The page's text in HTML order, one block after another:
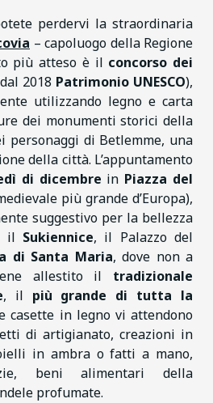
perdervi la straordinaria
– capoluogo della Regione
più atteso è il concorso dei
2018 Patrimonio UNESCO),
utilizzando legno e carta
dei monumenti storici della
personaggi di Betlemme, una
della città. L’appuntamento
di dicembre in Piazza del
più grande d’Europa),
suggestivo per la bellezza
il Sukiennice, il Palazzo del
di Santa Maria, dove non a
allestito il tradizionale
, il più grande di tutta la
casette in legno vi attendono
di artigianato, creazioni in
in ambra o fatti a mano,
beni alimentari della
profumate.